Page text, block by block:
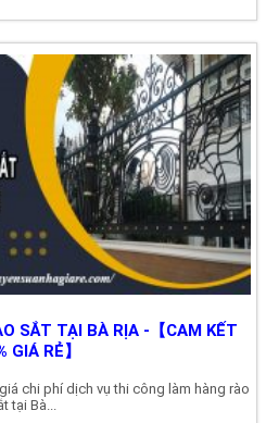
SẮT TẠI BÀ RỊA -【CAM KẾT
GIÁ RẺ】
chi phí dịch vụ thi công làm hàng rào
tại Bà...